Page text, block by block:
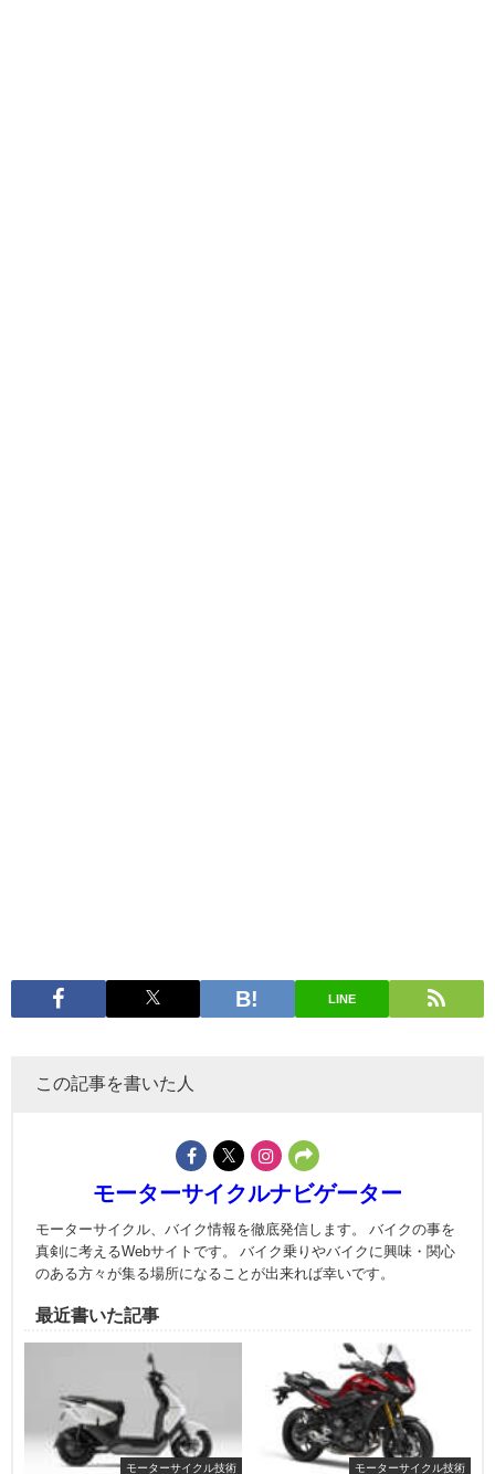
LINE
この記事を書いた人
モーターサイクルナビゲーター
モーターサイクル、バイク情報を徹底発信します。 バイクの事を
真剣に考えるWebサイトです。 バイク乗りやバイクに興味・関心
のある方々が集る場所になることが出来れば幸いです。
最近書いた記事
モーターサイクル技術 モーターサイクル技術